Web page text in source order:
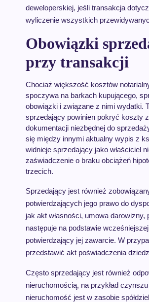
deweloperskiej, jeśli transakcja
wyliczenie wszystkich
Obowiązki
przy transakcji
Chociaż większość kosztów
spoczywa na barkach kupującego,
obowiązki i związane z nimi wydatki.
sprzedający powinien pokryć koszty
dokumentacji niezbędnej do
się między innymi aktualny wypis z
widnieje sprzedający jako właściciel
zaświadczenie o braku obciążeń
trzecich.
Sprzedający jest również
potwierdzających jego prawo do
jak akt własności, umowa
następuje na podstawie
potwierdzający jej zawarcie. W
przedstawić akt poświadczenia
Często sprzedający jest również
nieruchomością, na przykład
nieruchomość jest w zasobie